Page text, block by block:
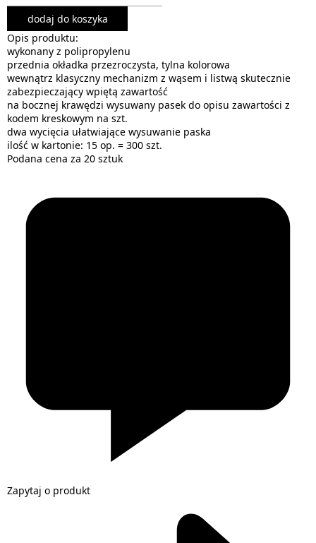
dodaj do koszyka
Opis produktu:
wykonany z polipropylenu
przednia okładka przezroczysta, tylna kolorowa
wewnątrz klasyczny mechanizm z wąsem i listwą skutecznie
zabezpieczający wpiętą zawartość
na bocznej krawędzi wysuwany pasek do opisu zawartości z
kodem kreskowym na szt.
dwa wycięcia ułatwiające wysuwanie paska
ilość w kartonie: 15 op. = 300 szt.
Podana cena za 20 sztuk
Zapytaj o produkt